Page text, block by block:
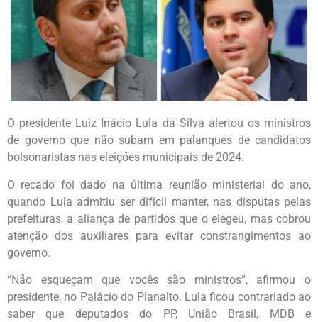
O presidente Luiz Inácio Lula da Silva alertou os ministros
de governo que não subam em palanques de candidatos
bolsonaristas nas eleições municipais de 2024.
O recado foi dado na última reunião ministerial do ano,
quando Lula admitiu ser difícil manter, nas disputas pelas
prefeituras, a aliança de partidos que o elegeu, mas cobrou
atenção dos auxiliares para evitar constrangimentos ao
governo.
“Não esqueçam que vocês são ministros”, afirmou o
presidente, no Palácio do Planalto. Lula ficou contrariado ao
saber que deputados do PP, União Brasil, MDB e